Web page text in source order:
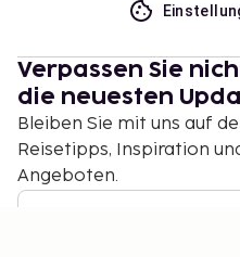
Verpassen Sie
die neuesten
Bleiben Sie mit uns auf
Reisetipps, Inspiration
Angeboten.